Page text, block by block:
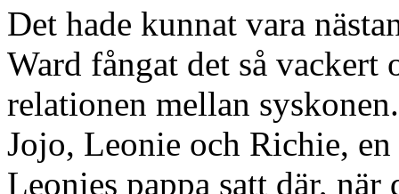
Det hade kunnat vara
Ward fångat det så vackert
relationen mellan
Jojo, Leonie och Richie,
Leonies pappa satt där,